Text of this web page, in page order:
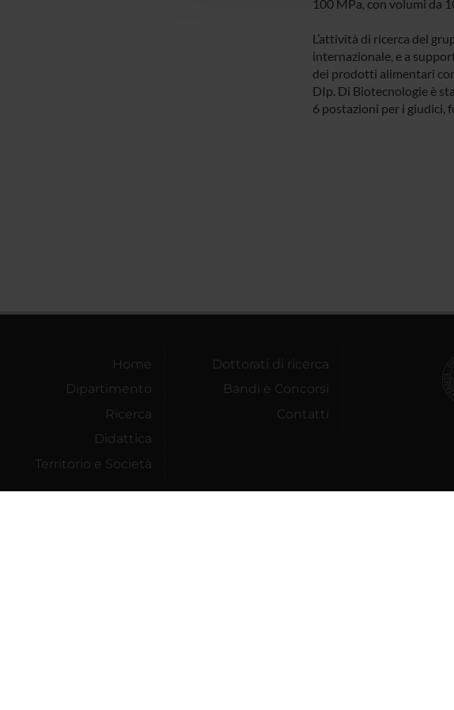
100 MPa, con volumi da
L’attività di ricerca del
internazionale, e a
dei prodotti alimentari
DIp. Di Biotecnologie è
6 postazioni per i giudici,
Home
Dipartimento
Ricerca
Didattica
Territorio e Società
Dottorati di ricerca
Bandi e Concorsi
Contatti